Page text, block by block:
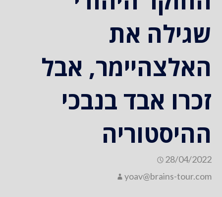
שגילה את
האלצהיימר, אבל
זכרו אבד בנבכי
ההיסטוריה
28/04/2022
yoav@brains-tour.com